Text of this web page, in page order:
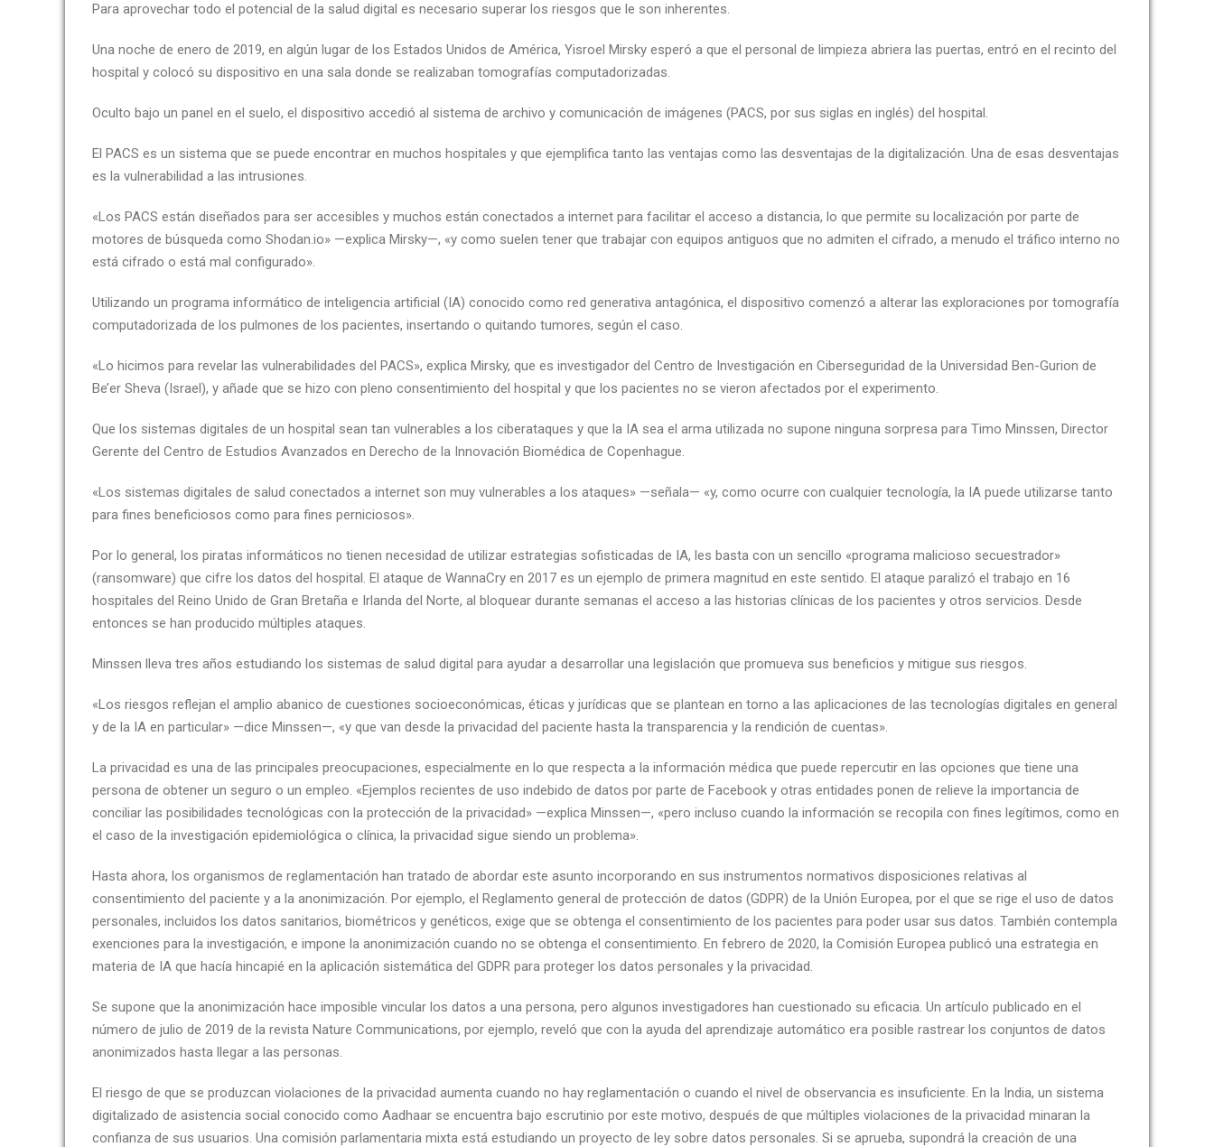
Para aprovechar todo el potencial de la salud digital es necesario superar los riesgos que le son inherentes.
Una noche de enero de 2019, en algún lugar de los Estados Unidos de América, Yisroel Mirsky esperó a que el personal de limpieza abriera las puertas, entró en el recinto del
hospital y colocó su dispositivo en una sala donde se realizaban tomografías computadorizadas.
Oculto bajo un panel en el suelo, el dispositivo accedió al sistema de archivo y comunicación de imágenes (PACS, por sus siglas en inglés) del hospital.
El PACS es un sistema que se puede encontrar en muchos hospitales y que ejemplifica tanto las ventajas como las desventajas de la digitalización. Una de esas desventajas
es la vulnerabilidad a las intrusiones.
«Los PACS están diseñados para ser accesibles y muchos están conectados a internet para facilitar el acceso a distancia, lo que permite su localización por parte de
motores de búsqueda como Shodan.io» —explica Mirsky—, «y como suelen tener que trabajar con equipos antiguos que no admiten el cifrado, a menudo el tráfico interno no
está cifrado o está mal configurado».
Utilizando un programa informático de inteligencia artificial (IA) conocido como red generativa antagónica, el dispositivo comenzó a alterar las exploraciones por tomografía
computadorizada de los pulmones de los pacientes, insertando o quitando tumores, según el caso.
«Lo hicimos para revelar las vulnerabilidades del PACS», explica Mirsky, que es investigador del Centro de Investigación en Ciberseguridad de la Universidad Ben-Gurion de
Be’er Sheva (Israel), y añade que se hizo con pleno consentimiento del hospital y que los pacientes no se vieron afectados por el experimento.
Que los sistemas digitales de un hospital sean tan vulnerables a los ciberataques y que la IA sea el arma utilizada no supone ninguna sorpresa para Timo Minssen, Director
Gerente del Centro de Estudios Avanzados en Derecho de la Innovación Biomédica de Copenhague.
«Los sistemas digitales de salud conectados a internet son muy vulnerables a los ataques» —señala— «y, como ocurre con cualquier tecnología, la IA puede utilizarse tanto
para fines beneficiosos como para fines perniciosos».
Por lo general, los piratas informáticos no tienen necesidad de utilizar estrategias sofisticadas de IA, les basta con un sencillo «programa malicioso secuestrador»
(ransomware) que cifre los datos del hospital. El ataque de WannaCry en 2017 es un ejemplo de primera magnitud en este sentido. El ataque paralizó el trabajo en 16
hospitales del Reino Unido de Gran Bretaña e Irlanda del Norte, al bloquear durante semanas el acceso a las historias clínicas de los pacientes y otros servicios. Desde
entonces se han producido múltiples ataques.
Minssen lleva tres años estudiando los sistemas de salud digital para ayudar a desarrollar una legislación que promueva sus beneficios y mitigue sus riesgos.
«Los riesgos reflejan el amplio abanico de cuestiones socioeconómicas, éticas y jurídicas que se plantean en torno a las aplicaciones de las tecnologías digitales en general
y de la IA en particular» —dice Minssen—, «y que van desde la privacidad del paciente hasta la transparencia y la rendición de cuentas».
La privacidad es una de las principales preocupaciones, especialmente en lo que respecta a la información médica que puede repercutir en las opciones que tiene una
persona de obtener un seguro o un empleo. «Ejemplos recientes de uso indebido de datos por parte de Facebook y otras entidades ponen de relieve la importancia de
conciliar las posibilidades tecnológicas con la protección de la privacidad» —explica Minssen—, «pero incluso cuando la información se recopila con fines legítimos, como en
el caso de la investigación epidemiológica o clínica, la privacidad sigue siendo un problema».
Hasta ahora, los organismos de reglamentación han tratado de abordar este asunto incorporando en sus instrumentos normativos disposiciones relativas al
consentimiento del paciente y a la anonimización. Por ejemplo, el Reglamento general de protección de datos (GDPR) de la Unión Europea, por el que se rige el uso de datos
personales, incluidos los datos sanitarios, biométricos y genéticos, exige que se obtenga el consentimiento de los pacientes para poder usar sus datos. También contempla
exenciones para la investigación, e impone la anonimización cuando no se obtenga el consentimiento. En febrero de 2020, la Comisión Europea publicó una estrategia en
materia de IA que hacía hincapié en la aplicación sistemática del GDPR para proteger los datos personales y la privacidad.
Se supone que la anonimización hace imposible vincular los datos a una persona, pero algunos investigadores han cuestionado su eficacia. Un artículo publicado en el
número de julio de 2019 de la revista Nature Communications, por ejemplo, reveló que con la ayuda del aprendizaje automático era posible rastrear los conjuntos de datos
anonimizados hasta llegar a las personas.
El riesgo de que se produzcan violaciones de la privacidad aumenta cuando no hay reglamentación o cuando el nivel de observancia es insuficiente. En la India, un sistema
digitalizado de asistencia social conocido como Aadhaar se encuentra bajo escrutinio por este motivo, después de que múltiples violaciones de la privacidad minaran la
confianza de sus usuarios. Una comisión parlamentaria mixta está estudiando un proyecto de ley sobre datos personales. Si se aprueba, supondrá la creación de una